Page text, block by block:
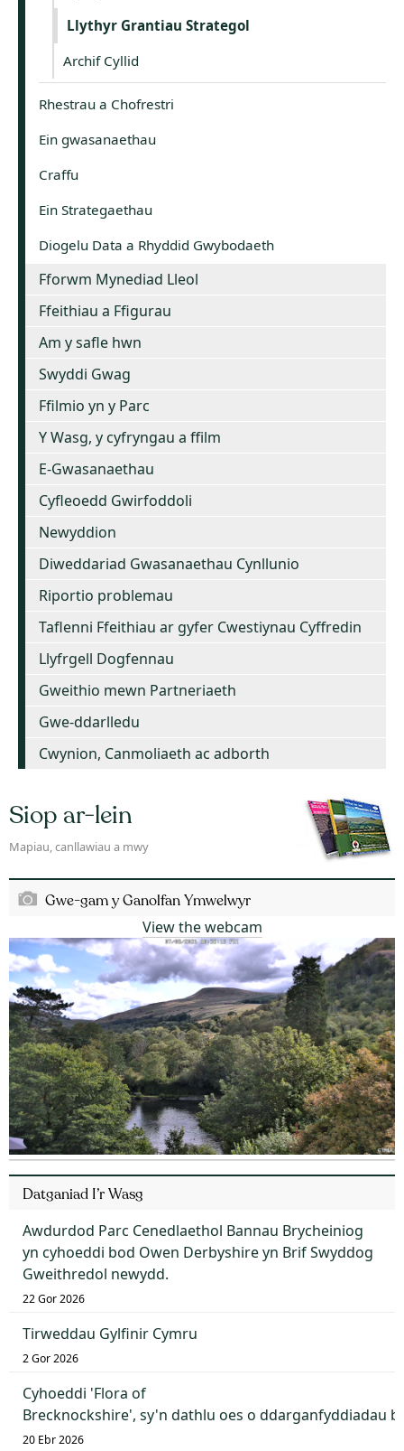
Llythyr Grantiau Strategol
Archif Cyllid
Rhestrau a Chofrestri
Ein gwasanaethau
Craffu
Ein Strategaethau
Diogelu Data a Rhyddid Gwybodaeth
Fforwm Mynediad Lleol
Ffeithiau a Ffigurau
Am y safle hwn
Swyddi Gwag
Ffilmio yn y Parc
Y Wasg, y cyfryngau a ffilm
E-Gwasanaethau
Cyfleoedd Gwirfoddoli
Newyddion
Diweddariad Gwasanaethau Cynllunio
Riportio problemau
Taflenni Ffeithiau ar gyfer Cwestiynau Cyffredin
Llyfrgell Dogfennau
Gweithio mewn Partneriaeth
Gwe-ddarlledu
Cwynion, Canmoliaeth ac adborth
Siop ar-lein
Mapiau, canllawiau a mwy
Gwe-gam y Ganolfan Ymwelwyr
View the webcam
Datganiad I’r Wasg
Awdurdod Parc Cenedlaethol Bannau Brycheiniog
yn cyhoeddi bod Owen Derbyshire yn Brif Swyddog
Gweithredol newydd.
22 Gor 2026
Tirweddau Gylfinir Cymru
2 Gor 2026
Cyhoeddi 'Flora of
Brecknockshire', sy'n dathlu oes o ddarganfyddiadau
20 Ebr 2026